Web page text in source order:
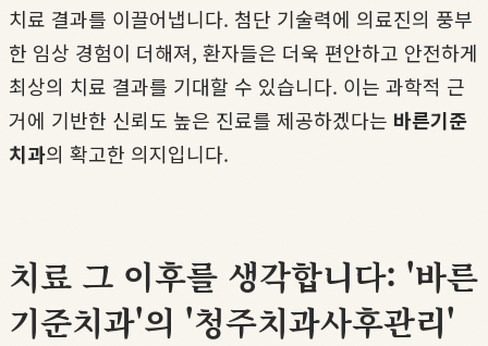
치료 결과를 이끌어냅니다. 첨단 기술력에 의료진의 풍부
한 임상 경험이 더해져, 환자들은 더욱 편안하고 안전하게
최상의 치료 결과를 기대할 수 있습니다. 이는 과학적 근
거에 기반한 신뢰도 높은 진료를 제공하겠다는 바른기준
치과의 확고한 의지입니다.
치료 그 이후를 생각합니다: '바른
기준치과'의 '청주치과사후관리'